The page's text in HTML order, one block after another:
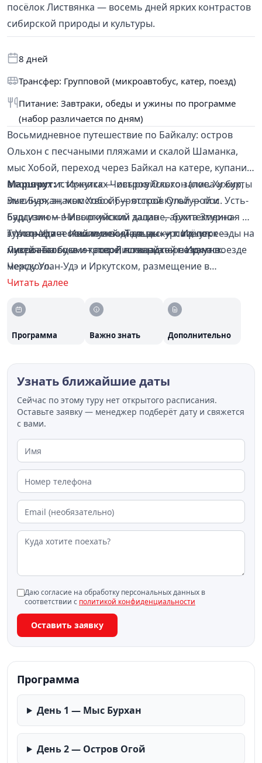
посёлок Листвянка — восемь дней ярких контрастов
сибирской природы и культуры.
8 дней
Трансфер: Групповой (микроавтобус, катер, поезд)
Питание: Завтраки, обеды и ужины по программе
(набор различается по дням)
Восьмидневное путешествие по Байкалу: остров
Ольхон с песчаными пляжами и скалой Шаманка,
мыс Хобой, переход через Байкал на катере, купание
в горячих источниках Чивыркуйского залива и бухты
Змеиная, знакомство с бурятской культурой и
буддизмом в Иволгинском дацане, архитектурно-
этнографический музей «Тальцы» и посёлок
Листвянка со смотровой площадкой на камне
Черского.
Маршрут:г. Иркутск — остров Ольхон (пос. Хужир,
мыс Бурхан, мыс Хобой) — остров Огой — пос. Усть-
Баргузин — Чивыркуйский залив — бухта Змеиная —
г. Улан-Удэ — Иволгинский дацан — г. Иркутск —
музей «Тальцы» — пос. Листвянка — г. Иркутск.
Тур сочетает пешие и водные экскурсии, переезды на
микроавтобусе и катере, ночной переезд на поезде
между Улан-Удэ и Иркутском, размещение в
гостиницах и гостевых домах категории «стандарт».
Читать далее
Программа Важно знать Дополнительно
Узнать ближайшие даты
Сейчас по этому туру нет открытого расписания.
Оставьте заявку — менеджер подберёт дату и свяжется
с вами.
Даю согласие на обработку персональных данных в
соответствии с политикой конфиденциальности
Оставить заявку
Программа
День 1 — Мыс Бурхан
День 2 — Остров Огой